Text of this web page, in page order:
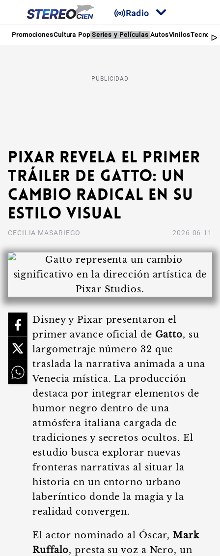
Radio
PromocionesCultura Pop Series y Películas AutosVinilos
PUBLICIDAD
Pixar revela el primer
tráiler de Gatto: Un
cambio radical en su
estilo visual
CECILIA MASARIEGO 2026-06-11
Disney y Pixar presentaron el
primer avance oficial de Gatto, su
largometraje número 32 que
traslada la narrativa animada a una
Venecia mística. La producción
destaca por integrar elementos de
humor negro dentro de una
atmósfera italiana cargada de
tradiciones y secretos ocultos. El
estudio busca explorar nuevas
fronteras narrativas al situar la
historia en un entorno urbano
laberíntico donde la magia y la
realidad convergen.
El actor nominado al Óscar,Mark
Ruffalo, presta su voz a Nero, un